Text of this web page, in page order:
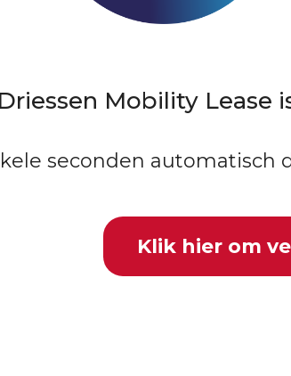
Driessen Mobility Lease
seconden automatisch
Klik hier om